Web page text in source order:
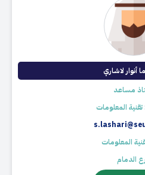
أنوار لاشاري​
مساعد
تقنية المعلومات
المعلومات
الدمام